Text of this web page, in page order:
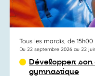
Tous les mardis, de 15h00
Du 22 septembre 2026 au 22
Développer
gymnastique